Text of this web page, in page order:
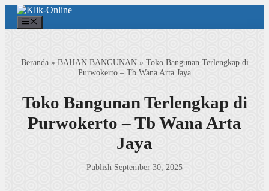
Langsung
isi
Beranda» BAHAN BANGUNAN» Toko Bangunan Terlengkap di
Purwokerto – Tb Wana Arta Jaya
Toko Bangunan Terlengkap di
Purwokerto – Tb Wana Arta
Jaya
Publish September 30, 2025